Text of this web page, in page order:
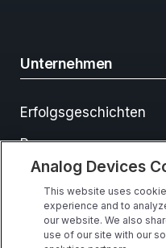
Unternehmen
Erfolgsgeschichten
Ressourcen
Veranstaltungen
Kontakt
Analog Devices
This website uses
experience and to
our website. We also
use of our site with our